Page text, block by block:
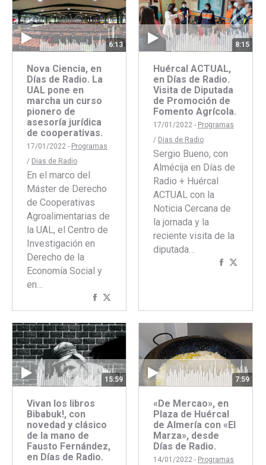
6:13
Nova Ciencia, en
Días de Radio. La
UAL pone en
marcha un curso
pionero de
asesoría jurídica
de cooperativas.
17/01/2022 - Programas
/ Dias de Radio
En el marco del
Máster de Derecho
de Cooperativas
Agroalimentarias de
la UAL, el Centro de
Investigación en
Derecho de la
Economía Social y
en…
Compartir
con
Facebook
con
Twitter
8:15
Huércal ACTUAL,
en Días de Radio.
Visita de Diputada
de Promoción de
Fomento Agrícola.
17/01/2022 - Programas
/ Dias de Radio
Sergio Bueno, con
Almécija en Días de
Radio + Huércal
ACTUAL con la
Noticia Cercana de
la jornada y la
reciente visita de la
diputada…
Compartir
15:59
Vivan los libros
Bibabuk!, con
novedad y clásico
de la mano de
Fausto Fernández,
en Días de Radio.
7:59
«De Mercao», en
Plaza de Huércal
de Almería con «El
Marza», desde
Días de Radio.
14/01/2022 - Programas